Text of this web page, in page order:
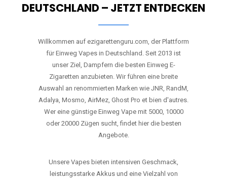
DEUTSCHLAND – JETZT ENTDECKEN
Willkommen auf ezigarettenguru.com, der Plattform
für Einweg Vapes in Deutschland. Seit 2013 ist
unser Ziel, Dampfern die besten Einweg E-
Zigaretten anzubieten. Wir führen eine breite
Auswahl an renommierten Marken wie JNR, RandM,
Adalya, Mosmo, AirMez, Ghost Pro et bien d'autres.
Wer eine günstige Einweg Vape mit 5000, 10000
oder 20000 Zügen sucht, findet hier die besten
Angebote.
Unsere Vapes bieten intensiven Geschmack,
leistungsstarke Akkus und eine Vielzahl von